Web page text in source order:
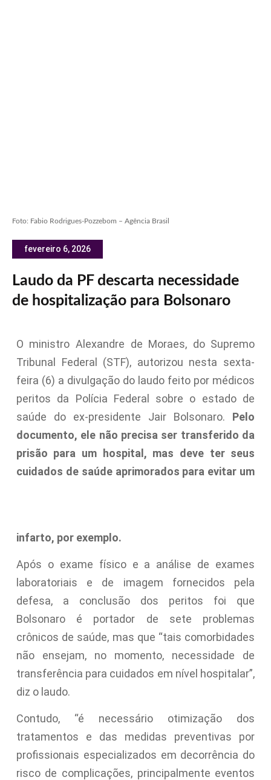
Foto: Fabio Rodrigues-Pozzebom – Agência Brasil
fevereiro 6, 2026
Laudo da PF descarta necessidade
de hospitalização para Bolsonaro
O ministro Alexandre de Moraes, do Supremo
Tribunal Federal (STF), autorizou nesta sexta-
feira (6) a divulgação do laudo feito por médicos
peritos da Polícia Federal sobre o estado de
saúde do ex-presidente Jair Bolsonaro. Pelo
documento, ele não precisa ser transferido da
prisão para um hospital, mas deve ter seus
cuidados de saúde aprimorados para evitar um
infarto, por exemplo.
Após o exame físico e a análise de exames
laboratoriais e de imagem fornecidos pela
defesa, a conclusão dos peritos foi que
Bolsonaro é portador de sete problemas
crônicos de saúde, mas que “tais comorbidades
não ensejam, no momento, necessidade de
transferência para cuidados em nível hospitalar”,
diz o laudo.
Contudo, “é necessário otimização dos
tratamentos e das medidas preventivas por
profissionais especializados em decorrência do
risco de complicações, principalmente eventos